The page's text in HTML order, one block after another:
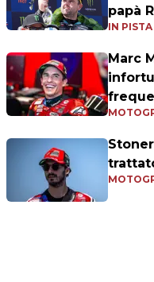
papà
IN PISTA
Marc